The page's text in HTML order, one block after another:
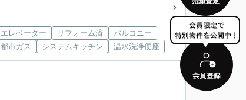
エレベーター リフォーム済
バルコニー
都市ガス
システムキッチン 温水洗浄便座